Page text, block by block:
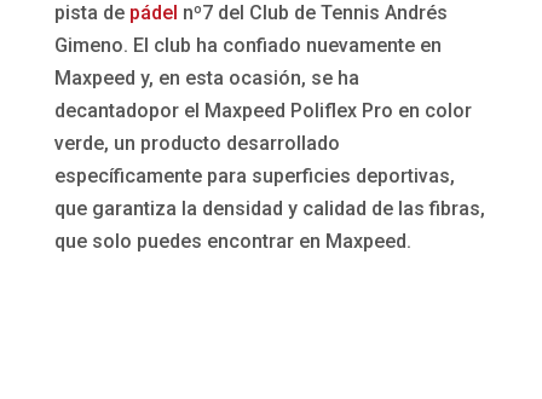
pista de pádel nº7 del Club de Tennis Andrés
Gimeno. El club ha confiado nuevamente en
Maxpeed y, en esta ocasión, se ha
decantadopor el Maxpeed Poliflex Pro en color
verde, un producto desarrollado
específicamente para superficies deportivas,
que garantiza la densidad y calidad de las fibras,
que solo puedes encontrar en Maxpeed.